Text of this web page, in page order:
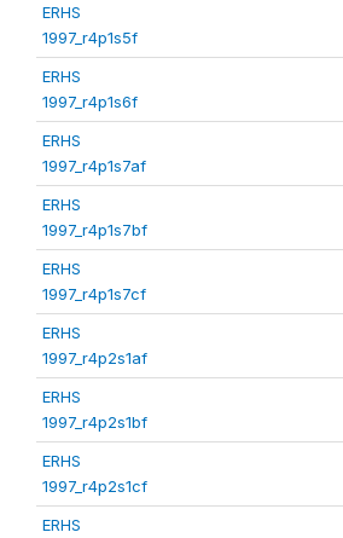
ERHS
1997_r4p1s5f
ERHS
1997_r4p1s6f
ERHS
1997_r4p1s7af
ERHS
1997_r4p1s7bf
ERHS
1997_r4p1s7cf
ERHS
1997_r4p2s1af
ERHS
1997_r4p2s1bf
ERHS
1997_r4p2s1cf
ERHS